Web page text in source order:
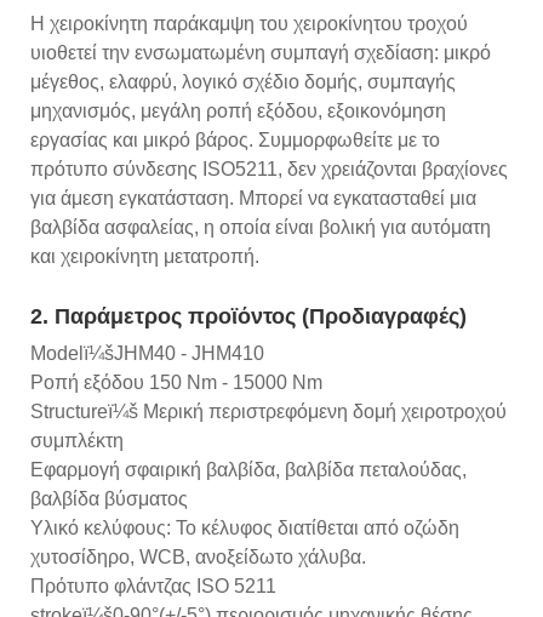
Η χειροκίνητη παράκαμψη του χειροκίνητου τροχού
υιοθετεί την ενσωματωμένη συμπαγή σχεδίαση: μικρό
μέγεθος, ελαφρύ, λογικό σχέδιο δομής, συμπαγής
μηχανισμός, μεγάλη ροπή εξόδου, εξοικονόμηση
εργασίας και μικρό βάρος. Συμμορφωθείτε με το
πρότυπο σύνδεσης ISO5211, δεν χρειάζονται βραχίονες
για άμεση εγκατάσταση. Μπορεί να εγκατασταθεί μια
βαλβίδα ασφαλείας, η οποία είναι βολική για αυτόματη
και χειροκίνητη μετατροπή.
2. Παράμετρος προϊόντος (Προδιαγραφές)
Modelï¼šJHM40 - JHM410
Ροπή εξόδου 150 Nm - 15000 Nm
Structureï¼š Μερική περιστρεφόμενη δομή χειροτροχού
συμπλέκτη
Εφαρμογή σφαιρική βαλβίδα, βαλβίδα πεταλούδας,
βαλβίδα βύσματος
Υλικό κελύφους: Το κέλυφος διατίθεται από οζώδη
χυτοσίδηρο, WCB, ανοξείδωτο χάλυβα.
Πρότυπο φλάντζας ISO 5211